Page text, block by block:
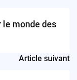
monde des
Article suivant